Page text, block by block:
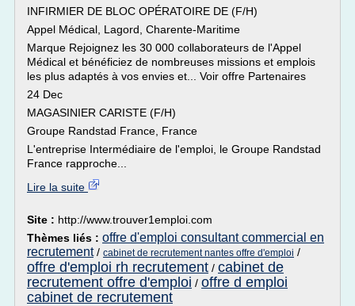
INFIRMIER DE BLOC OPÉRATOIRE DE (F/H)
Appel Médical, Lagord, Charente-Maritime
Marque Rejoignez les 30 000 collaborateurs de l'Appel
Médical et bénéficiez de nombreuses missions et emplois
les plus adaptés à vos envies et... Voir offre Partenaires
24 Dec
MAGASINIER CARISTE (F/H)
Groupe Randstad France, France
L'entreprise Intermédiaire de l'emploi, le Groupe Randstad
France rapproche...
Lire la suite
Site : http://www.trouver1emploi.com
Thèmes liés : offre d'emploi consultant commercial en
recrutement/ cabinet de recrutement nantes offre d'emploi /
offre d'emploi rh recrutement / cabinet de
recrutement offre d'emploi / offre d emploi
cabinet de recrutement